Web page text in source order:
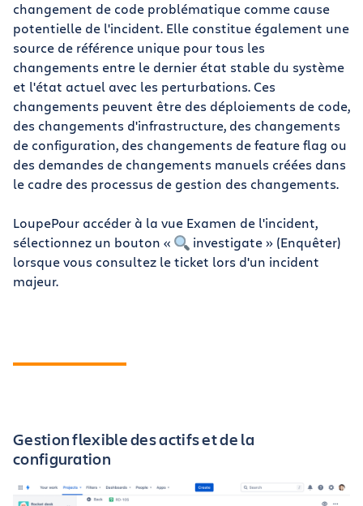
changement de code problématique comme cause
potentielle de l'incident. Elle constitue également une
source de référence unique pour tous les
changements entre le dernier état stable du système
et l'état actuel avec les perturbations. Ces
changements peuvent être des déploiements de code,
des changements d'infrastructure, des changements
de configuration, des changements de feature flag ou
des demandes de changements manuels créées dans
le cadre des processus de gestion des changements.
LoupePour accéder à la vue Examen de l'incident,
sélectionnez un bouton «
investigate » (Enquêter)
lorsque vous consultez le ticket lors d'un incident
majeur.
Gestion flexible des actifs et de la
configuration